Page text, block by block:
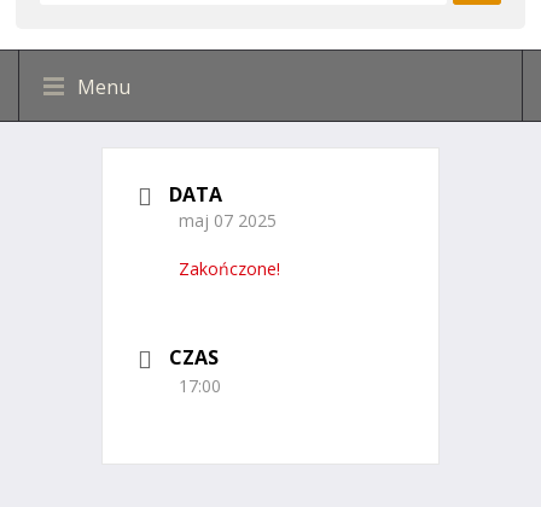
Menu
DATA
maj 07 2025
Zakończone!
CZAS
17:00